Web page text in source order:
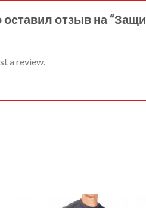
отзыв на
a review.